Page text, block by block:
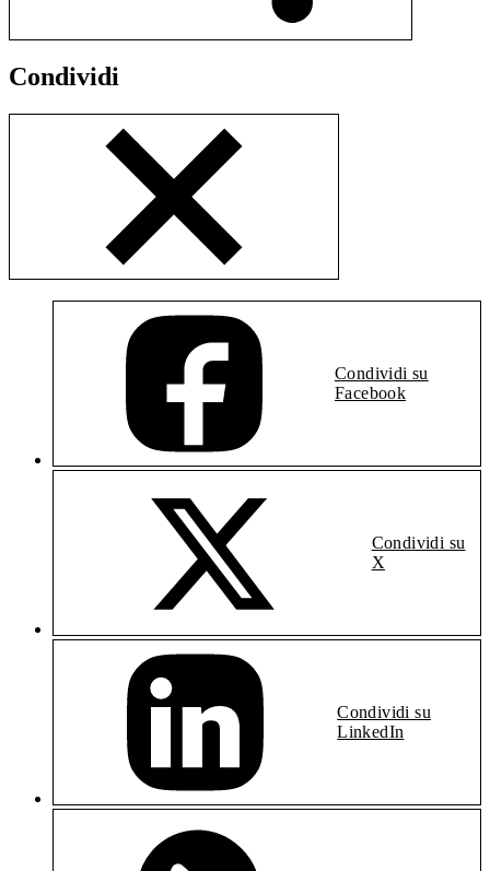
Condividi
Condividi su
Facebook
Condividi su
X
Condividi su
LinkedIn